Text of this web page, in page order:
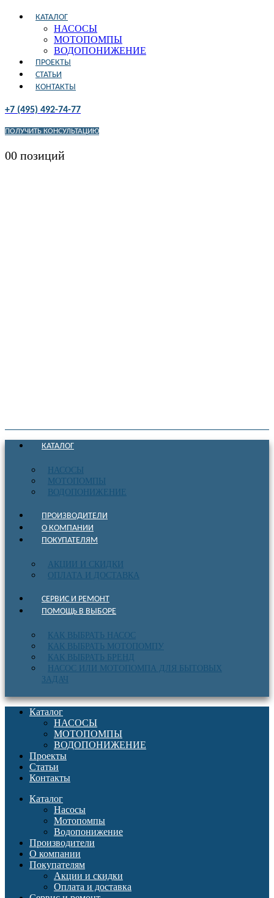
КАТАЛОГ
НАСОСЫ
МОТОПОМПЫ
ВОДОПОНИЖЕНИЕ
ПРОЕКТЫ
СТАТЬИ
КОНТАКТЫ
+7 (495) 492-74-77
ПОЛУЧИТЬ КОНСУЛЬТАЦИЮ
00 позиций
КАТАЛОГ
НАСОСЫ
МОТОПОМПЫ
ВОДОПОНИЖЕНИЕ
ПРОИЗВОДИТЕЛИ
О КОМПАНИИ
ПОКУПАТЕЛЯМ
АКЦИИ И СКИДКИ
ОПЛАТА И ДОСТАВКА
СЕРВИС И РЕМОНТ
ПОМОЩЬ В ВЫБОРЕ
КАК ВЫБРАТЬ НАСОС
КАК ВЫБРАТЬ МОТОПОМПУ
КАК ВЫБРАТЬ БРЕНД
НАСОС ИЛИ МОТОПОМПА ДЛЯ БЫТОВЫХ
ЗАДАЧ
Каталог
НАСОСЫ
МОТОПОМПЫ
ВОДОПОНИЖЕНИЕ
Проекты
Статьи
Контакты
Каталог
Насосы
Мотопомпы
Водопонижение
Производители
О компании
Покупателям
Акции и скидки
Оплата и доставка